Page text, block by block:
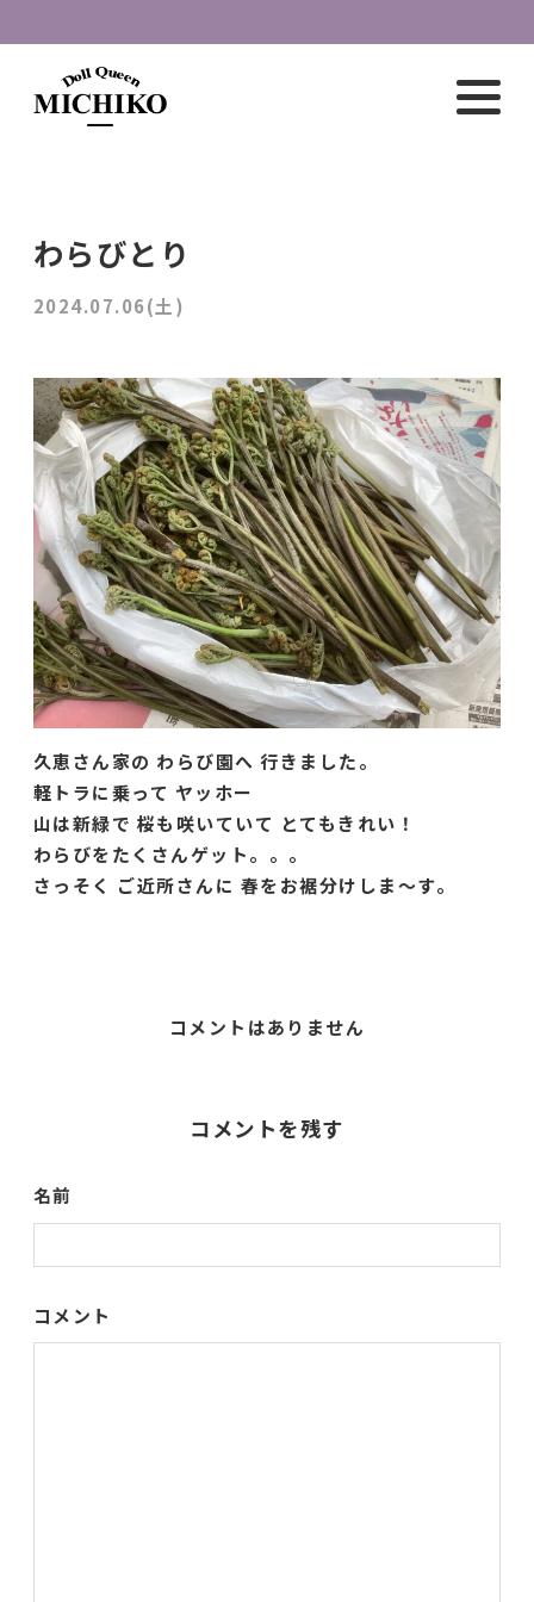
わらびとり
2024.07.06(土)
久恵さん家の わらび園へ 行きました。
軽トラに乗って ヤッホー
山は新緑で 桜も咲いていて とてもきれい！
わらびをたくさんゲット。。。
さっそく ご近所さんに 春をお裾分けしま〜す。
コメントはありません
コメントを残す
名前
コメント